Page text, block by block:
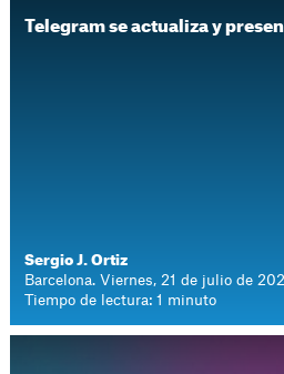
Telegram se actualiza y
Sergio J. Ortiz
Barcelona. Viernes, 21 de julio de
Tiempo de lectura: 1 minuto